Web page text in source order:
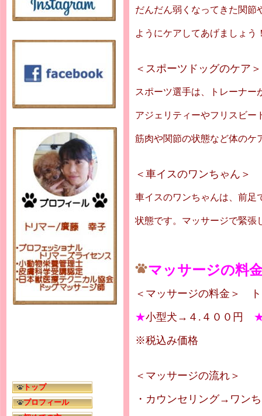
トップ
プロフィール
だんだん弱くなってきた関節
ようにケアしてあげましょう
＜スポーツドッグのケア＞
スポーツ選手は、トレーナ
アジェリティーやフリスビー
筋肉や関節の状態など体のケ
＜車イスのワンちゃん＞
車イスのワンちゃんは、前足
状態です。マッサージで緊張
マッサージの料
＜マッサージの料金＞
★小型犬→４.４００円
※税込み価格
＜マッサージの流れ＞
・カウンセリング→ワン